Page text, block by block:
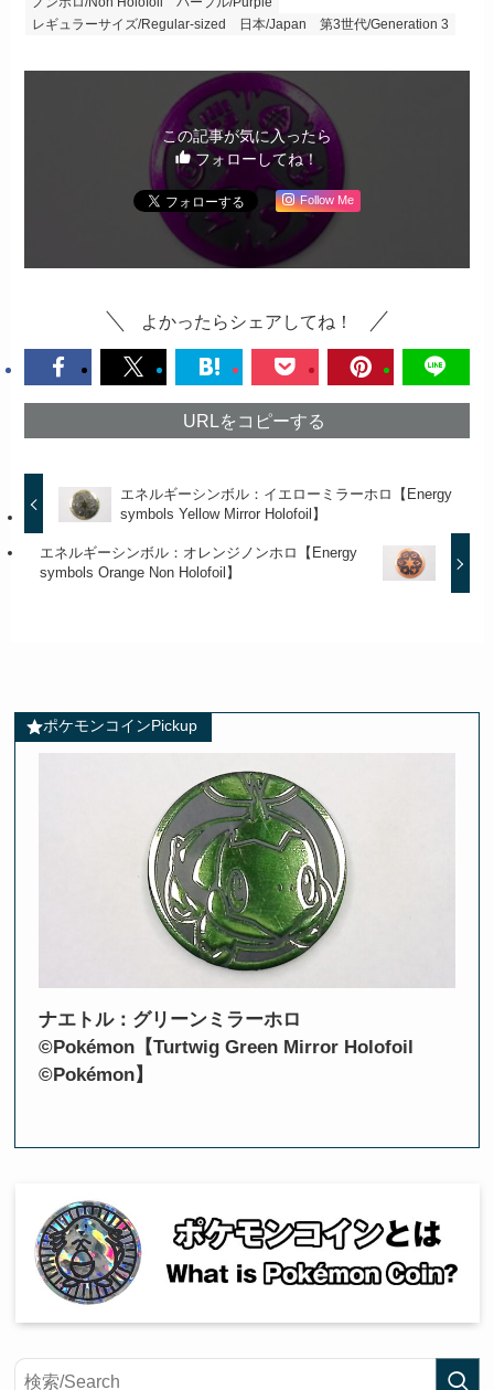
レギュラーサイズ/Regular-sized
日本/Japan 第3世代/Generation 3
この記事が気に入ったら
フォローしてね！
Follow Me
よかったらシェアしてね！
URLをコピーする
エネルギーシンボル：イエローミラーホロ【Energy
symbols Yellow Mirror Holofoil】
エネルギーシンボル：オレンジノンホロ【Energy
symbols Orange Non Holofoil】
ポケモンコインPickup
ナエトル：グリーンミラーホロ
©Pokémon【Turtwig Green Mirror Holofoil
©Pokémon】